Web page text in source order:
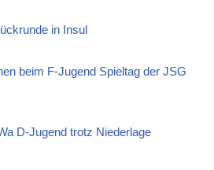
in Insul
beim F-Jugend Spieltag der JSG
D-Jugend trotz Niederlage